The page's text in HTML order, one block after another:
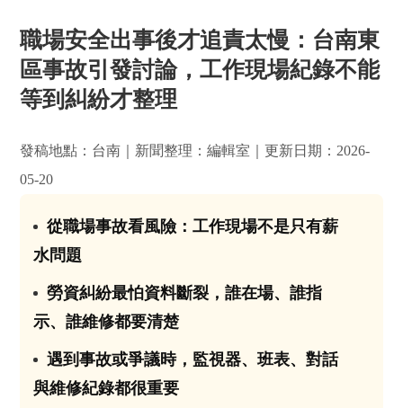
職場安全出事後才追責太慢：台南東
區事故引發討論，工作現場紀錄不能
等到糾紛才整理
發稿地點：台南｜新聞整理：編輯室｜更新日期：2026-
05-20
從職場事故看風險：工作現場不是只有薪
水問題
勞資糾紛最怕資料斷裂，誰在場、誰指
示、誰維修都要清楚
遇到事故或爭議時，監視器、班表、對話
與維修紀錄都很重要